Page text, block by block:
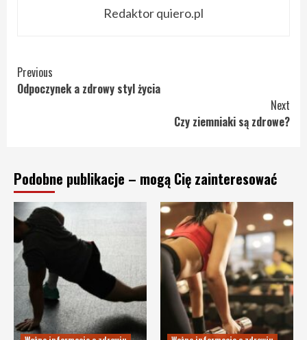
Redaktor quiero.pl
Continue
Reading
Previous
Odpoczynek a zdrowy styl życia
Next
Czy ziemniaki są zdrowe?
Podobne publikacje – mogą Cię zainteresować